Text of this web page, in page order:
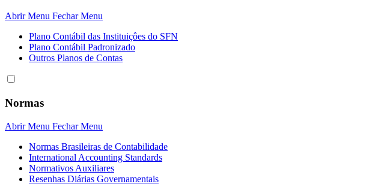
Abrir Menu Fechar Menu
Plano Contábil das Instituiçôes do SFN
Plano Contábil Padronizado
Outros Planos de Contas
Normas
Abrir Menu Fechar Menu
Normas Brasileiras de Contabilidade
International Accounting Standards
Normativos Auxiliares
Resenhas Diárias Governamentais